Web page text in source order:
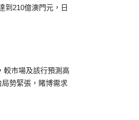
到210億澳門元，日
較市場及該行預測高
勢緊張，賭博需求